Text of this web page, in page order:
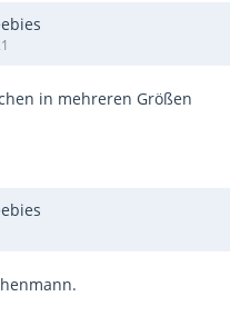
in mehreren Größen